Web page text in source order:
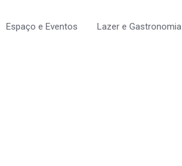
Espaço e Eventos Lazer e Gastronomia